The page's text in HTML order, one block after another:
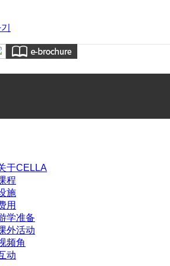
于CELLA
程
施
用
学准备
外活动
频角
动